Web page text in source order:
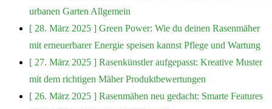
urbanen Garten Allgemein
[ 28. März 2025 ] Green Power: Wie du deinen Rasenmäher
mit erneuerbarer Energie speisen kannst Pflege und Wartung
[ 27. März 2025 ] Rasenkünstler aufgepasst: Kreative Muster
mit dem richtigen MäherProduktbewertungen
[ 26. März 2025 ] Rasenmähen neu gedacht: Smarte Features